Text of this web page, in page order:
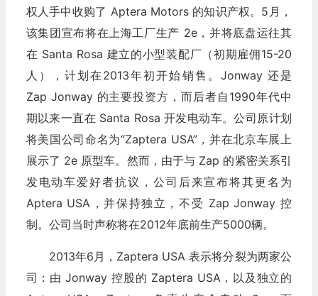
权人手中收购了 Aptera Motors 的知识产权。5月，
该集团宣布将在上海工厂生产 2e，并将底盘运往其
在 Santa Rosa 建立的小型装配厂（初期雇佣15-20
人），计划在2013年初开始销售。Jonway 还是
Zap Jonway 的主要投资方，而后者自1990年代中
期以来一直在 Santa Rosa 开发电动车。公司原计划
将美国公司命名为“Zaptera USA”，并在北京车展上
展示了 2e 原型车。然而，由于与 Zap 的紧密关系引
发电动车爱好者抗议，公司后来宣布将其更名为
Aptera USA，并保持独立，不受 Zap Jonway 控
制。公司当时声称将在2012年底前生产5000辆。
2013年6月，Zaptera USA 表示将分裂为两家公
司：由 Jonway 控股的 Zaptera USA，以及独立的